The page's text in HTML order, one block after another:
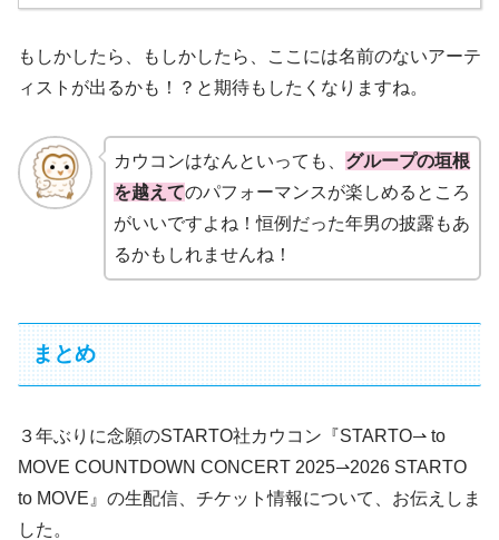
もしかしたら、もしかしたら、ここには名前のないアーテ
ィストが出るかも！？と期待もしたくなりますね。
カウコンはなんといっても、 グループの垣根
を越えてのパフォーマンスが楽しめるところ
がいいですよね！恒例だった年男の披露もあ
るかもしれませんね！
まとめ
３年ぶりに念願のSTARTO社カウコン『STARTO⇀ to
MOVE COUNTDOWN CONCERT 2025⇀2026 STARTO
to MOVE』の生配信、チケット情報について、お伝えしま
した。